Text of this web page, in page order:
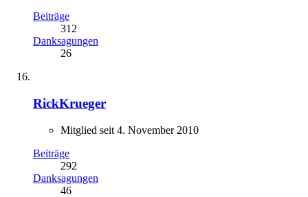
Beiträge
312
Danksagungen
26
RickKrueger
Mitglied seit 4. November 2010
Beiträge
292
Danksagungen
46